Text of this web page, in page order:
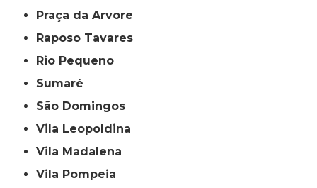
Praça da Arvore
Raposo Tavares
Rio Pequeno
Sumaré
São Domingos
Vila Leopoldina
Vila Madalena
Vila Pompeia